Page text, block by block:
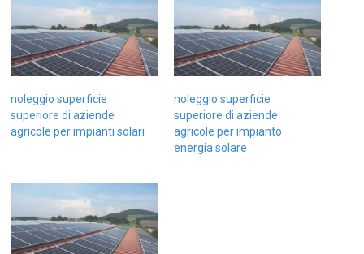
noleggio superficie
superiore di aziende
agricole per impianti solari
noleggio superficie
superiore di aziende
agricole per impianto
energia solare